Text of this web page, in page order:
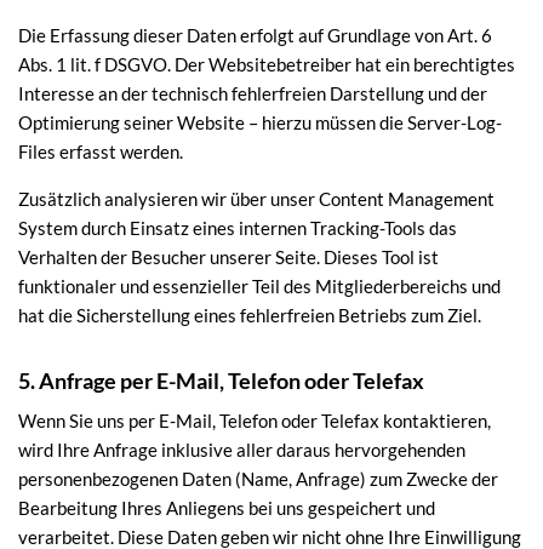
Die Erfassung dieser Daten erfolgt auf Grundlage von Art. 6
Abs. 1 lit. f DSGVO. Der Websitebetreiber hat ein berechtigtes
Interesse an der technisch fehlerfreien Darstellung und der
Optimierung seiner Website – hierzu müssen die Server-Log-
Files erfasst werden.
Zusätzlich analysieren wir über unser Content Management
System durch Einsatz eines internen Tracking-Tools das
Verhalten der Besucher unserer Seite. Dieses Tool ist
funktionaler und essenzieller Teil des Mitgliederbereichs und
hat die Sicherstellung eines fehlerfreien Betriebs zum Ziel.
5. Anfrage per E-Mail, Telefon oder Telefax
Wenn Sie uns per E-Mail, Telefon oder Telefax kontaktieren,
wird Ihre Anfrage inklusive aller daraus hervorgehenden
personenbezogenen Daten (Name, Anfrage) zum Zwecke der
Bearbeitung Ihres Anliegens bei uns gespeichert und
verarbeitet. Diese Daten geben wir nicht ohne Ihre Einwilligung